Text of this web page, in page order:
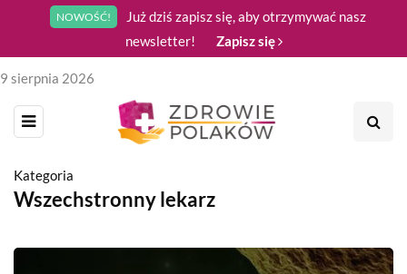
NOWOŚĆ!
Już dziś zapisz się, aby otrzymywać nasz
newsletter!
Zapisz się
9 sierpnia 2026
Kategoria
Wszechstronny lekarz